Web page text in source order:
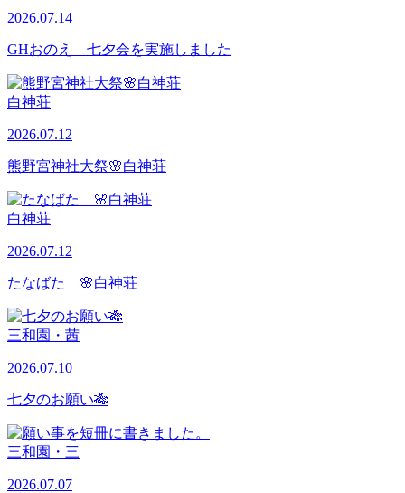
2026.07.14
GHおのえ 七夕会を実施しました
白神荘
2026.07.12
熊野宮神社大祭🌸白神荘
白神荘
2026.07.12
たなばた 🌸白神荘
三和園・茜
2026.07.10
七夕のお願い🎋
三和園・三
2026.07.07